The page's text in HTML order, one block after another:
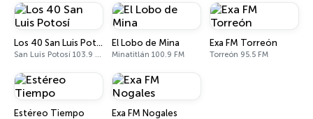
Los 40 San Luis Potosí
San Luis Potosí 103.9 FM - 540 AM
El Lobo de Mina
Minatitlán 100.9 FM
Exa FM Torreón
Torreón 95.5 FM
Estéreo Tiempo Exa FM Nogales